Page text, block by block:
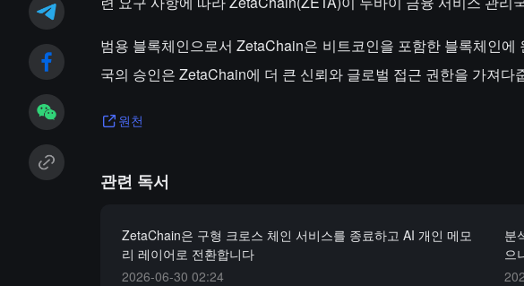
범용 블록체인으로서 ZetaChain은 비트코인을 포함한 블록체인
국의 승인은 ZetaChain에 더 큰 신뢰와 글로벌 접근 권한을 가져다
원천
관련 독서
ZetaChain은 구형 크로스 체인 서비스를 종료하고 AI 개인 메모
리 레이어로 전환합니다
2026-06-30 02:24
분
으